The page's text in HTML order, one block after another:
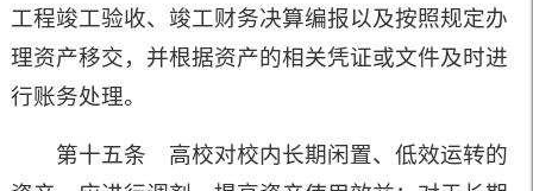
工程竣工验收、竣工财务决算编报以及按照规定办
理资产移交，并根据资产的相关凭证或文件及时进
行账务处理。
第十五条 高校对校内长期闲置、低效运转的